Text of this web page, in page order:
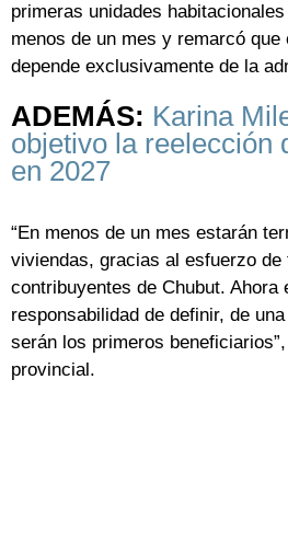
primeras unidades
menos de un mes y remarcó que
depende exclusivamente de la
ADEMÁS: Karina
objetivo la reelección
en 2027
“En menos de un mes estarán
viviendas, gracias al esfuerzo de
contribuyentes de Chubut. Ahora
responsabilidad de definir, de
serán los primeros
provincial.